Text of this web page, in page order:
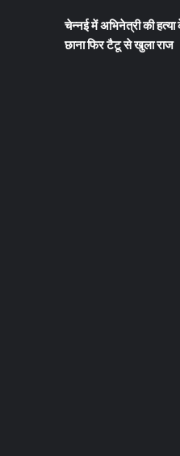
चेन्नई में अभिनेत्री की
छाना फिर टैटू से खुला राज